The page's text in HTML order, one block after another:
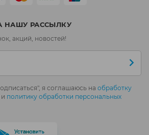
НАШУ РАССЫЛКУ
акций, новостей!
я соглашаюсь на обработку
и политику обработки персональных